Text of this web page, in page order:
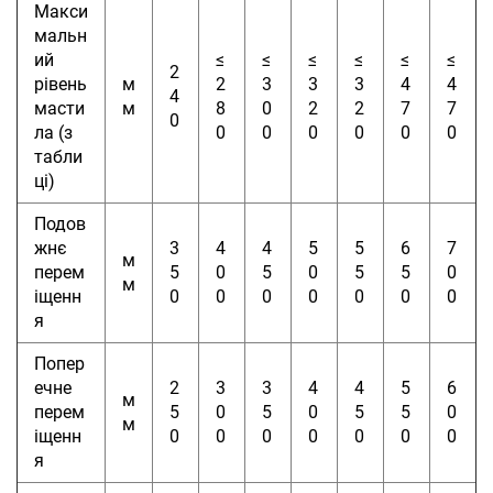
Макси
мальн
ий
рівень
масти
ла (з
табли
ці)
м
м
2
4
0
≤
2
8
0
≤
3
0
0
≤
3
2
0
≤
3
2
0
≤
4
7
0
≤
4
7
0
Подов
жнє
перем
іщенн
я
м
м
3
5
0
4
0
0
4
5
0
5
0
0
5
5
0
6
5
0
7
0
0
Попер
ечне
перем
іщенн
я
м
м
2
5
0
3
0
0
3
5
0
4
0
0
4
5
0
5
5
0
6
0
0